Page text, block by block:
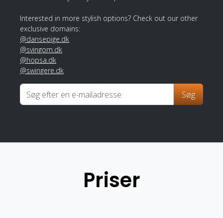
Interested in more stylish options? Check out our other
exclusive domains:
@dansepige.dk
@svingom.dk
@hopsa.dk
@swingere.dk
Søg
Priser